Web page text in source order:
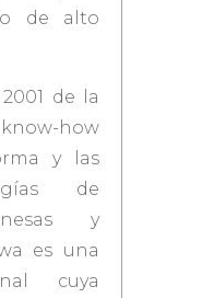
de alto
de la
how
y las
de
y
es una
cuya